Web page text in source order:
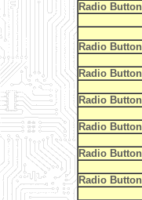
Radio Button
Radio Button
Radio Button
Radio Button
Radio Button
Radio Button
Radio Button